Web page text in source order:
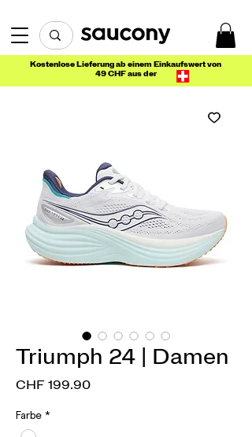
Kostenlose Lieferung ab einem Einkaufswert von
49 CHF aus der
Triumph 24 | Damen
CHF 199.90Preis
Farbe *